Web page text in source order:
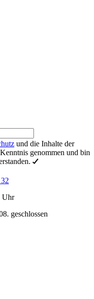
und die Inhalte der
genommen und bin
Uhr
geschlossen